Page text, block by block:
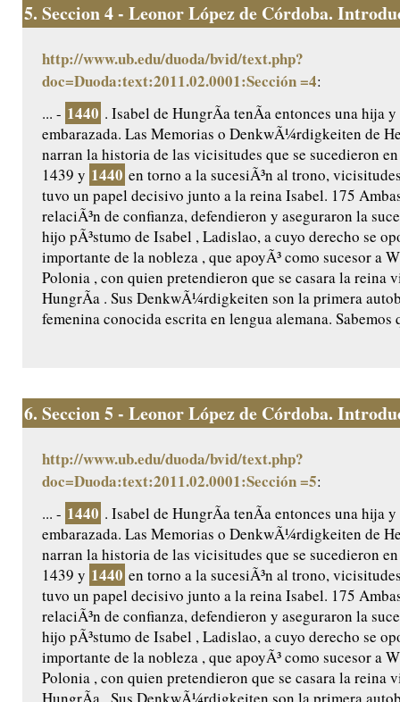
5. Seccion 4 - Leonor López de Córdoba.
http://www.ub.edu/duoda/bvid/text.php?
doc=Duoda:text:2011.02.0001:Sección =4:
... - 1440 . Isabel de HungrÃ­a tenÃ­a entonces una hija y
embarazada. Las Memorias o DenkwÃ¼rdigkeiten de
narran la historia de las vicisitudes que se sucedieron
1439 y 1440 en torno a la sucesiÃ³n al trono,
tuvo un papel decisivo junto a la reina Isabel. 175
relaciÃ³n de confianza, defendieron y aseguraron la
hijo pÃ³stumo de Isabel , Ladislao, a cuyo derecho se
importante de la nobleza , que apoyÃ³ como sucesor a
Polonia , con quien pretendieron que se casara la reina
HungrÃ­a . Sus DenkwÃ¼rdigkeiten son la primera
femenina conocida escrita en lengua alemana. Sabemos
6. Seccion 5 - Leonor López de Córdoba.
http://www.ub.edu/duoda/bvid/text.php?
doc=Duoda:text:2011.02.0001:Sección =5:
... - 1440 . Isabel de HungrÃ­a tenÃ­a entonces una hija y
embarazada. Las Memorias o DenkwÃ¼rdigkeiten de
narran la historia de las vicisitudes que se sucedieron
1439 y 1440 en torno a la sucesiÃ³n al trono,
tuvo un papel decisivo junto a la reina Isabel. 175
relaciÃ³n de confianza, defendieron y aseguraron la
hijo pÃ³stumo de Isabel , Ladislao, a cuyo derecho se
importante de la nobleza , que apoyÃ³ como sucesor a
Polonia , con quien pretendieron que se casara la reina